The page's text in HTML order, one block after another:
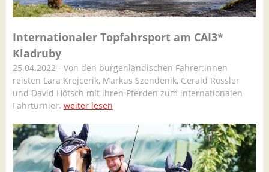
Internationaler Topfahrsport am CAI3*
Kladruby
25.04.2022 - Von den burgenländischen Fahrer:innen
reisten Lara Krejcerik, Markus Szendenik, Gerald Rössler
und David Hötsch mit ihren Pferden zum internationalen
Fahrturnier. weiter lesen